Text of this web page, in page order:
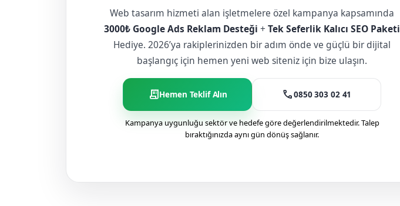
Web tasarım hizmeti alan işletmelere özel kampanya kapsamında
3000₺ Google Ads Reklam Desteği +Tek Seferlik Kalıcı SEO Paketi
Hediye. 2026’ya rakiplerinizden bir adım önde ve güçlü bir dijital
başlangıç için hemen yeni web siteniz için bize ulaşın.
receipt_longHemen Teklif Alın call0850 303 02 41
Kampanya uygunluğu sektör ve hedefe göre değerlendirilmektedir. Talep
bıraktığınızda aynı gün dönüş sağlanır.